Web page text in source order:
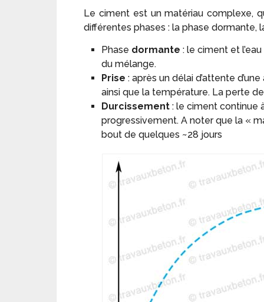
Le ciment est un matériau complexe,
différentes phases : la phase dormante,
Phase dormante : le ciment et
du mélange.
Prise : après un délai d’attente
ainsi que la température. La perte
Durcissement : le ciment continue
progressivement. A noter que la «
bout de quelques ~28 jours